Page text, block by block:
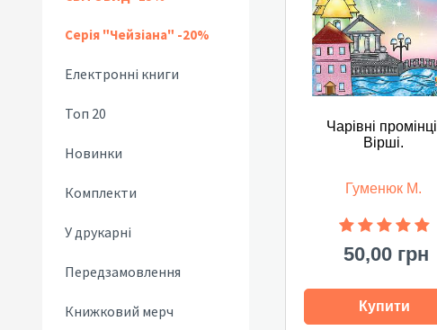
Серія "Чейзіана" -20%
Електронні книги
Топ 20
Новинки
Комплекти
У друкарні
Передзамовлення
Книжковий мерч
Чарівні
Вірші.
Гуменюк М.
50,00 грн
Купити